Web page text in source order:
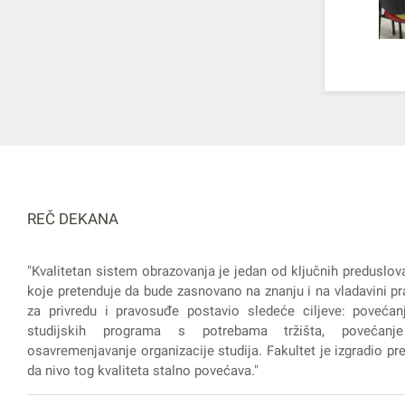
REČ DEKANA
"Kvalitetan sistem obrazovanja je jedan od ključnih
koje pretenduje da bude zasnovano na znanju i na vladavini
za privredu i pravosuđe postavio sledeće ciljeve:
studijskih programa s potrebama tržišta,
osavremenjavanje organizacije studija. Fakultet je izgradio
da nivo tog kvaliteta stalno povećava."